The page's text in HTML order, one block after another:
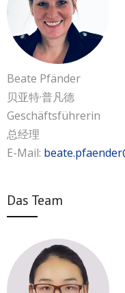
Beate Pfänder
贝亚特·普凡德
Geschäftsführerin
总经理
E-Mail:
Das Team